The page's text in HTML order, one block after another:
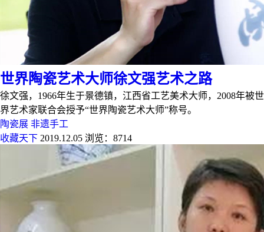
世界陶瓷艺术大师徐文强艺术之路
徐文强，1966年生于景德镇，江西省工艺美术大师，2008年被世
界艺术家联合会授予“世界陶瓷艺术大师”称号。
陶瓷展 非遗手工
收藏天下 2019.12.05 浏览：8714